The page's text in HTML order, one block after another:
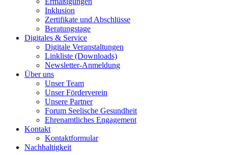
Inklusion
Zertifikate und Abschlüsse
Beratungstage
Digitales & Service
Digitale Veranstaltungen
Linkliste (Downloads)
Newsletter-Anmeldung
Über uns
Unser Team
Unser Förderverein
Unsere Partner
Forum Seelische Gesundheit
Ehrenamtliches Engagement
Kontakt
Kontaktformular
Nachhaltigkeit